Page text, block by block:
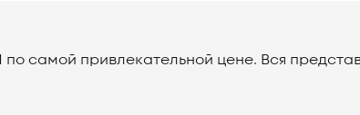
самой привлекательной цене. Вся